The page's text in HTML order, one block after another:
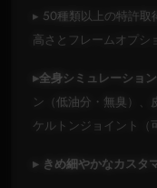
▸ 50種類以上の特許取
高さとフレームオプシ
▸全身シミュレーショ
ン（低油分・無臭）、
ケルトンジョイント（
▸ きめ細やかなカスタ